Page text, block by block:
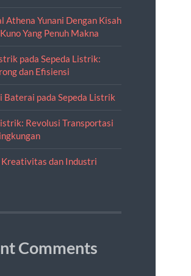
Athena Yunani Dengan Kisah
Yang Penuh Makna
pada Sepeda Listrik:
dan Efisiensi
Baterai pada Sepeda Listrik
Revolusi Transportasi
Kreativitas dan Industri
Comments